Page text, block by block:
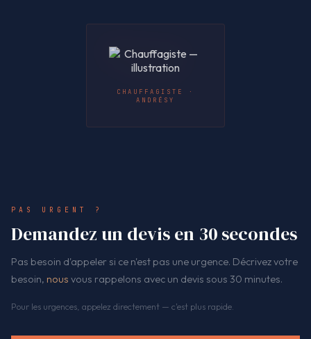
CHAUFFAGISTE ·
ANDRÉSY
PAS URGENT ?
Demandez un devis en 30 secondes
Pas besoin d'appeler si ce n'est pas une urgence. Décrivez votre
besoin, nous vous rappelons avec un devis sous 30 minutes.
Pour les urgences, appelez directement — c'est plus rapide.